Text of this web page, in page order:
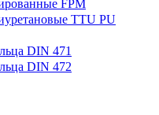
FPM
TTU PU
DIN 471
DIN 472